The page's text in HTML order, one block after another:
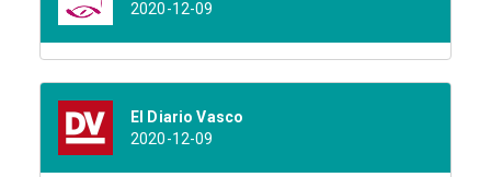
2020-12-09
El Diario Vasco
2020-12-09